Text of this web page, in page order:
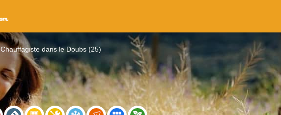
Chauffagiste dans le Doubs (25)